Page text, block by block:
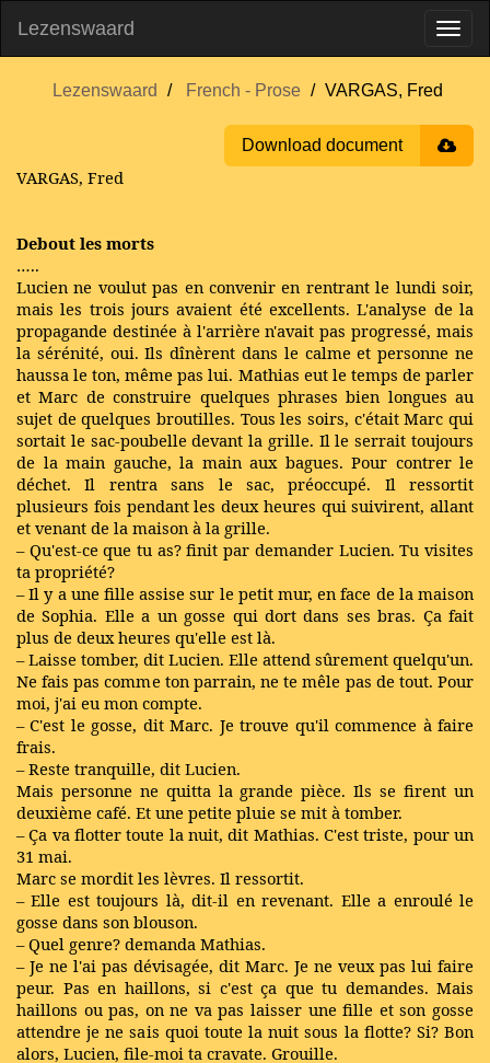
Lezenswaard
Lezenswaard French - Prose VARGAS, Fred
Download document
VARGAS, Fred
Debout les morts
…..
Lucien ne voulut pas en convenir en rentrant le lundi soir,
mais les trois jours avaient été excellents. L'analyse de la
propagande destinée à l'arrière n'avait pas progressé, mais
la sérénité, oui. Ils dînèrent dans le calme et personne ne
haussa le ton, même pas lui. Mathias eut le temps de parler
et Marc de construire quelques phrases bien longues au
sujet de quelques broutilles. Tous les soirs, c'était Marc qui
sortait le sac-poubelle devant la grille. Il le serrait toujours
de la main gauche, la main aux bagues. Pour contrer le
déchet. Il rentra sans le sac, préoccupé. Il ressortit
plusieurs fois pendant les deux heures qui suivirent, allant
et venant de la maison à la grille.
– Qu'est-ce que tu as? finit par demander Lucien. Tu visites
ta propriété?
– Il y a une fille assise sur le petit mur, en face de la maison
de Sophia. Elle a un gosse qui dort dans ses bras. Ça fait
plus de deux heures qu'elle est là.
– Laisse tomber, dit Lucien. Elle attend sûrement quelqu'un.
Ne fais pas comme ton parrain, ne te mêle pas de tout. Pour
moi, j'ai eu mon compte.
– C'est le gosse, dit Marc. Je trouve qu'il commence à faire
frais.
– Reste tranquille, dit Lucien.
Mais personne ne quitta la grande pièce. Ils se firent un
deuxième café. Et une petite pluie se mit à tomber.
– Ça va flotter toute la nuit, dit Mathias. C'est triste, pour un
31 mai.
Marc se mordit les lèvres. Il ressortit.
– Elle est toujours là, dit-il en revenant. Elle a enroulé le
gosse dans son blouson.
– Quel genre? demanda Mathias.
– Je ne l'ai pas dévisagée, dit Marc. Je ne veux pas lui faire
peur. Pas en haillons, si c'est ça que tu demandes. Mais
haillons ou pas, on ne va pas laisser une fille et son gosse
attendre je ne sais quoi toute la nuit sous la flotte? Si? Bon
alors, Lucien, file-moi ta cravate. Grouille.